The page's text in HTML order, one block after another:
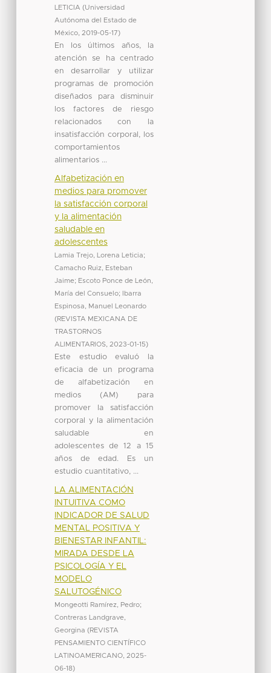
LETICIA (Universidad
Autónoma del Estado de
México, 2019-05-17)
En los últimos años, la
atención se ha centrado
en desarrollar y utilizar
programas de promoción
diseñados para disminuir
los factores de riesgo
relacionados con la
insatisfacción corporal, los
comportamientos
alimentarios ...
Alfabetización en
medios para promover
la satisfacción corporal
y la alimentación
saludable en
adolescentes
Lamia Trejo, Lorena Leticia;
Camacho Ruiz, Esteban
Jaime; Escoto Ponce de León,
María del Consuelo;
Ibarra
Espinosa, Manuel Leonardo
(REVISTA MEXICANA DE
TRASTORNOS
ALIMENTARIOS, 2023-01-15)
Este estudio evaluó la
eficacia de un programa
de alfabetización en
medios (AM) para
promover la satisfacción
corporal y la alimentación
saludable en
adolescentes de 12 a 15
años de edad. Es un
estudio cuantitativo, ...
LA ALIMENTACIÓN
INTUITIVA COMO
INDICADOR DE SALUD
MENTAL POSITIVA Y
BIENESTAR INFANTIL:
MIRADA DESDE LA
PSICOLOGÍA Y EL
MODELO
SALUTOGÉNICO
Mongeotti Ramírez, Pedro;
Contreras Landgrave,
Georgina (REVISTA
PENSAMIENTO CIENTÍFICO
LATINOAMERICANO, 2025-
06-18)